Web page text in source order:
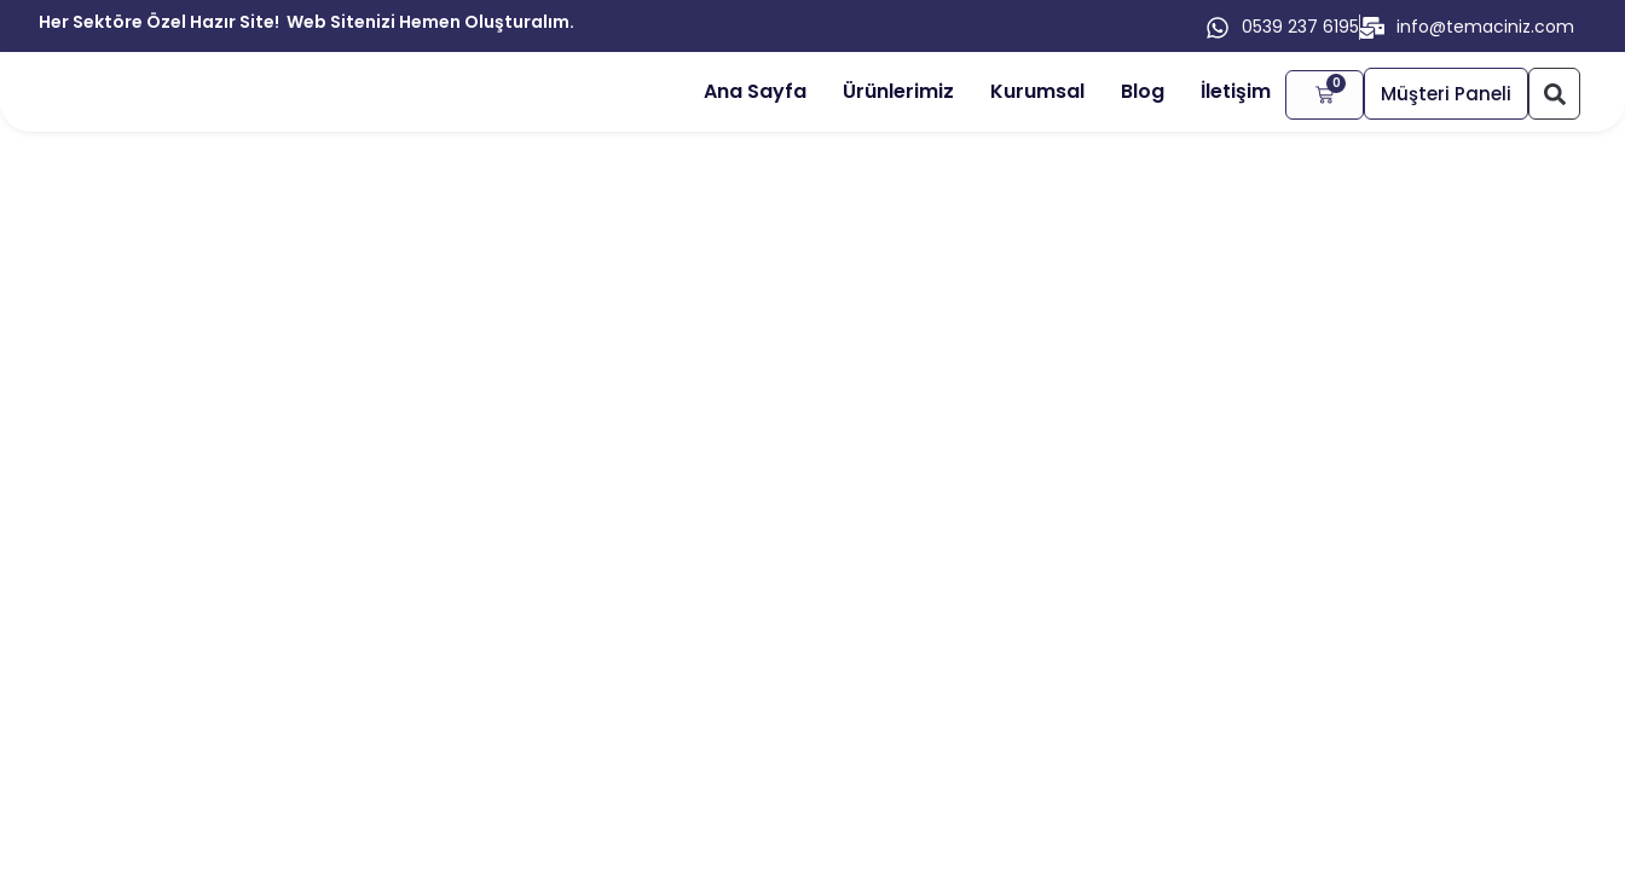
Her Sektöre Özel Hazır Site! Web Sitenizi Hemen Oluşturalım. 0539 237 6195 info@temaciniz.com
Ana Sayfa Ürünlerimiz Kurumsal Blog İletişim 0 Müşteri Paneli